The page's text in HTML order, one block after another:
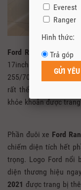
Ford Ranger XLS 2021
17inch với logo Ford
255/70R17. Phần
rất thể thao. Gương
khỏe khoắn được
Phần đuôi xe Ford
chiếm diện tích hết
trọng. Logo Ford nổi
diện thương hiệu
2021 được trang bị
Everest
Ranger
Hình thức:
Trả góp